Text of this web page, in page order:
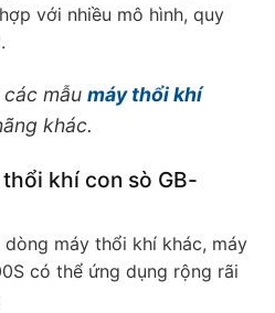
với nhiều mô hình, quy
các mẫu máy thổi khí
khác.
khí con sò GB-
máy thổi khí khác, máy
có thể ứng dụng rộng rãi